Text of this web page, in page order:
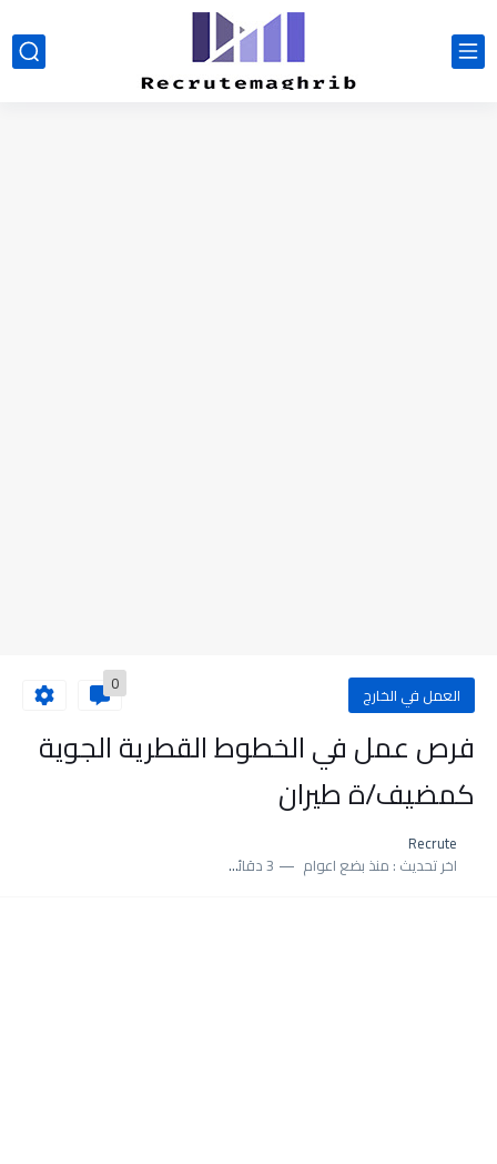
العمل في الخارج 0
فرص عمل في الخطوط القطرية الجوية
كمضيف/ة طيران
Recrute
اخر تحديث : منذ بضع اعوام 3 دقائق للقراءة